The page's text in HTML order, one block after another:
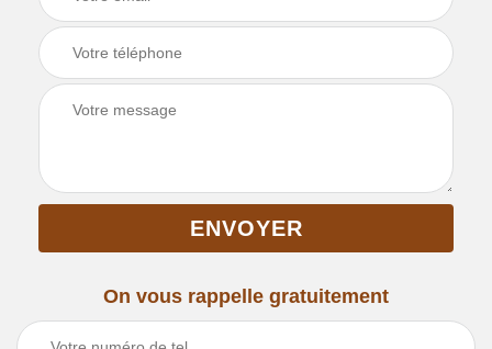
On vous rappelle gratuitement